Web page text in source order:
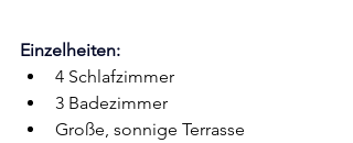
Einzelheiten:
4 Schlafzimmer
3 Badezimmer
Große, sonnige Terrasse